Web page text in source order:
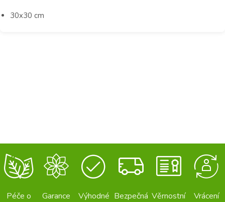
30x30 cm
Péče o
Garance
Výhodné Bezpečná Věrnostní
Vrácení